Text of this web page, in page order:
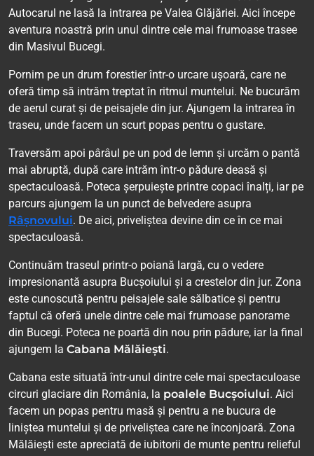
Autocarul ne lasă la intrarea pe Valea Glăjăriei. Aici începe
aventura noastră prin unul dintre cele mai frumoase trasee
din Masivul Bucegi.
Pornim pe un drum forestier într-o urcare ușoară, care ne
oferă timp să intrăm treptat în ritmul muntelui. Ne bucurăm
de aerul curat și de peisajele din jur. Ajungem la intrarea în
traseu, unde facem un scurt popas pentru o gustare.
Traversăm apoi pârâul pe un pod de lemn și urcăm o pantă
mai abruptă, după care intrăm într-o pădure deasă și
spectaculoasă. Poteca șerpuiește printre copaci înalți, iar pe
parcurs ajungem la un punct de belvedere asupra
Râșnovului. De aici, priveliștea devine din ce în ce mai
spectaculoasă.
Continuăm traseul printr-o poiană largă, cu o vedere
impresionantă asupra Bucșoiului și a crestelor din jur. Zona
este cunoscută pentru peisajele sale sălbatice și pentru
faptul că oferă unele dintre cele mai frumoase panorame
din Bucegi. Poteca ne poartă din nou prin pădure, iar la final
ajungem la Cabana Mălăiești.
Cabana este situată într-unul dintre cele mai spectaculoase
circuri glaciare din România, la poalele Bucșoiului. Aici
facem un popas pentru masă și pentru a ne bucura de
liniștea muntelui și de priveliștea care ne înconjoară. Zona
Mălăiești este apreciată de iubitorii de munte pentru relieful